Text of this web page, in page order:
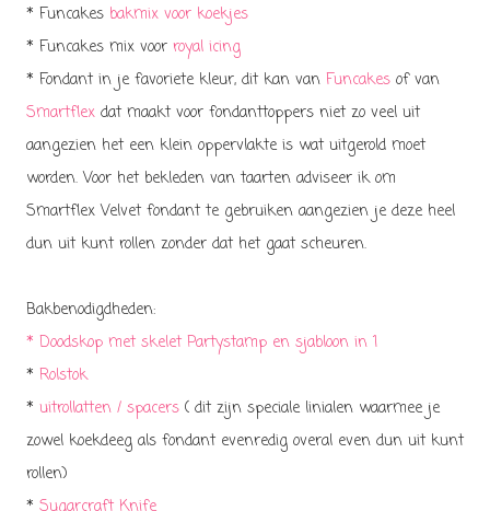
* Funcakes bakmix voor koekjes
* Funcakes mix voor royal icing
* Fondant in je favoriete kleur, dit kan van Funcakes of van
Smartflex dat maakt voor fondanttoppers niet zo veel uit
aangezien het een klein oppervlakte is wat uitgerold moet
worden. Voor het bekleden van taarten adviseer ik om
Smartflex Velvet fondant te gebruiken aangezien je deze heel
dun uit kunt rollen zonder dat het gaat scheuren.
Bakbenodigdheden:
* Doodskop met skelet Partystamp en sjabloon in 1
* Rolstok
* uitrollatten / spacers ( dit zijn speciale linialen waarmee je
zowel koekdeeg als fondant evenredig overal even dun uit kunt
rollen)